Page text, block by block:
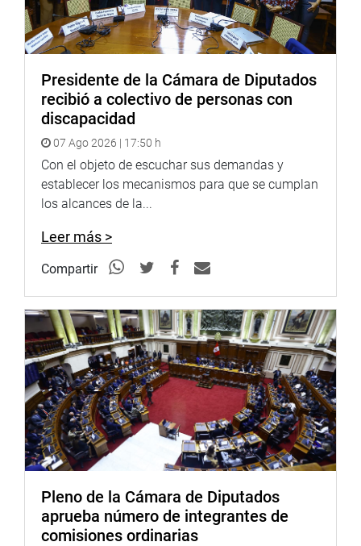
menos de dos años, y participaron delegaciones de diez
países.
Presidente de la Cámara de Diputados
recibió a colectivo de personas con
discapacidad
07 Ago 2026 | 17:50 h
Con el objeto de escuchar sus demandas y
establecer los mecanismos para que se cumplan
los alcances de la...
Leer más >
Compartir
Pleno de la Cámara de Diputados
aprueba número de integrantes de
comisiones ordinarias